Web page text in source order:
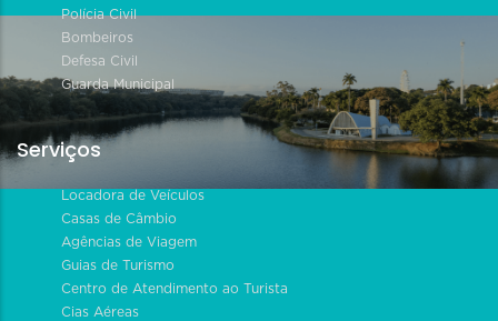
Polícia Civil
Bombeiros
Defesa Civil
Guarda Municipal
Serviços
Locadora de Veículos
Casas de Câmbio
Agências de Viagem
Guias de Turismo
Centro de Atendimento ao Turista
Cias Aéreas